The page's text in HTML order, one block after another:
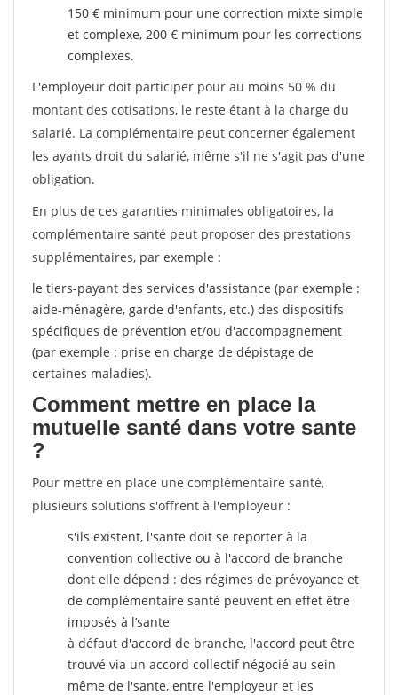
150 € minimum pour une correction mixte simple
et complexe, 200 € minimum pour les corrections
complexes.
L'employeur doit participer pour au moins 50 % du
montant des cotisations, le reste étant à la charge du
salarié. La complémentaire peut concerner également
les ayants droit du salarié, même s'il ne s'agit pas d'une
obligation.
En plus de ces garanties minimales obligatoires, la
complémentaire santé peut proposer des prestations
supplémentaires, par exemple :
le tiers-payant des services d'assistance (par exemple :
aide-ménagère, garde d'enfants, etc.) des dispositifs
spécifiques de prévention et/ou d'accompagnement
(par exemple : prise en charge de dépistage de
certaines maladies).
Comment mettre en place la
mutuelle santé dans votre sante
?
Pour mettre en place une complémentaire santé,
plusieurs solutions s'offrent à l'employeur :
s'ils existent, l'sante doit se reporter à la
convention collective ou à l'accord de branche
dont elle dépend : des régimes de prévoyance et
de complémentaire santé peuvent en effet être
imposés à l’sante
à défaut d'accord de branche, l'accord peut être
trouvé via un accord collectif négocié au sein
même de l'sante, entre l'employeur et les